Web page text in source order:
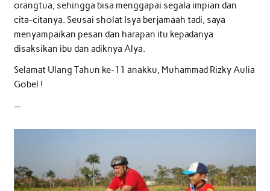
orangtua, sehingga bisa menggapai segala impian dan
cita-citanya. Seusai sholat Isya berjamaah tadi, saya
menyampaikan pesan dan harapan itu kepadanya
disaksikan ibu dan adiknya Alya.
Selamat Ulang Tahun ke-11 anakku, Muhammad Rizky Aulia
Gobel !
—